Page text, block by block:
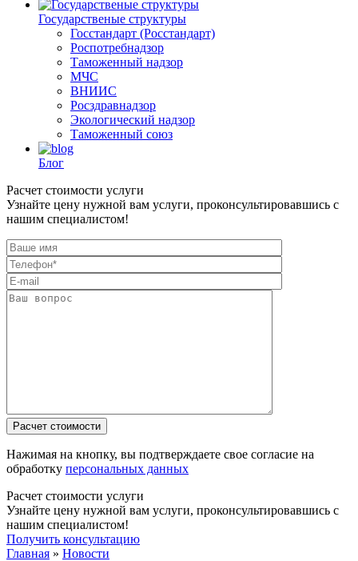
Государственые структуры
Госстандарт (Росстандарт)
Роспотребнадзор
Таможенный надзор
МЧС
ВНИИС
Росздравнадзор
Экологический надзор
Таможенный союз
Блог
Расчет стоимости услуги
Узнайте цену нужной вам услуги, проконсультировавшись с
нашим специалистом!
Нажимая на кнопку, вы подтверждаете свое согласие на
обработку персональных данных
Расчет стоимости услуги
Узнайте цену нужной вам услуги, проконсультировавшись с
нашим специалистом!
Получить консультацию
Главная » Новости